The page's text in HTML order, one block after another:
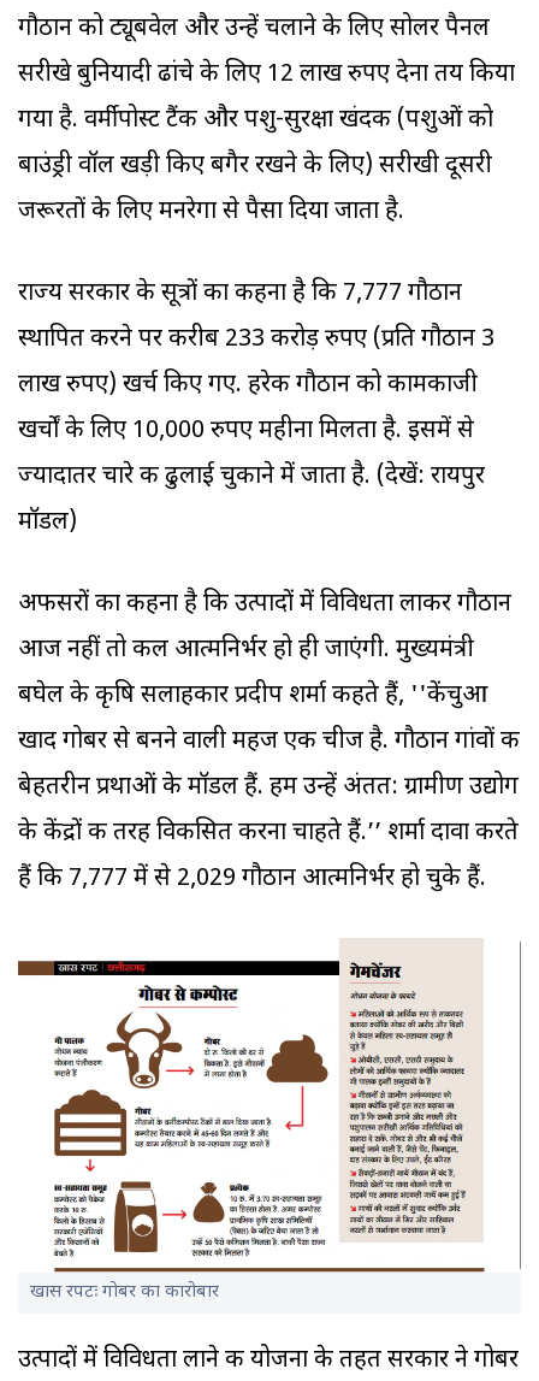
गौठान को ट्यूबवेल और उन्हें चलाने के लिए सोलर पैनल
सरीखे बुनियादी ढांचे के लिए 12 लाख रुपए देना तय किया
गया है. वर्मीपोस्ट टैंक और पशु-सुरक्षा खंदक (पशुओं को
बाउंड्री वॉल खड़ी किए बगैर रखने के लिए) सरीखी दूसरी
जरूरतों के लिए मनरेगा से पैसा दिया जाता है.
राज्य सरकार के सूत्रों का कहना है कि 7,777 गौठान
स्थापित करने पर करीब 233 करोड़ रुपए (प्रति गौठान 3
लाख रुपए) खर्च किए गए. हरेक गौठान को कामकाजी
खर्चों के लिए 10,000 रुपए महीना मिलता है. इसमें से
ज्यादातर चारे की ढुलाई चुकाने में जाता है. (देखें: रायपुर
मॉडल)
अफसरों का कहना है कि उत्पादों में विविधता लाकर गौठान
आज नहीं तो कल आत्मनिर्भर हो ही जाएंगी. मुख्यमंत्री
बघेल के कृषि सलाहकार प्रदीप शर्मा कहते हैं, ''केंचुआ
खाद गोबर से बनने वाली महज एक चीज है. गौठान गांवों की
बेहतरीन प्रथाओं के मॉडल हैं. हम उन्हें अंतत: ग्रामीण उद्योग
के केंद्रों की तरह विकसित करना चाहते हैं.’’ शर्मा दावा करते
हैं कि 7,777 में से 2,029 गौठान आत्मनिर्भर हो चुके हैं.
खास रपटः गोबर का कारोबार
उत्पादों में विविधता लाने की योजना के तहत सरकार ने गोबर